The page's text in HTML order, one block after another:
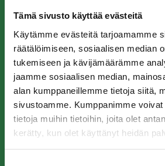
Tämä sivusto käyttää evästeitä
Käytämme evästeitä tarjoamamme
räätälöimiseen, sosiaalisen median
tukemiseen ja kävijämäärämme
jaamme sosiaalisen median,
alan kumppaneillemme tietoja siitä,
sivustoamme. Kumppanimme
tietoja muihin tietoihin, joita olet
kerätty, kun olet käyttänyt heidän